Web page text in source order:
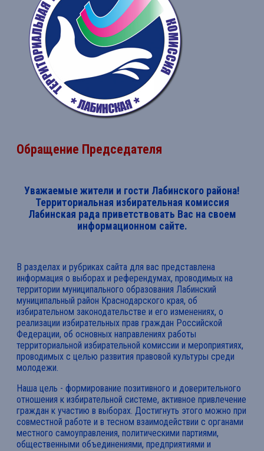
Обращение Председателя
Уважаемые жители и гости Лабинского района!
Территориальная избирательная комиссия
Лабинская рада приветствовать Вас на своем
информационном сайте.
В разделах и рубриках сайта для вас представлена
информация о выборах и референдумах, проводимых на
территории муниципального образования Лабинский
муниципальный район Краснодарского края, об
избирательном законодательстве и его изменениях, о
реализации избирательных прав граждан Российской
Федерации, об основных направлениях работы
территориальной избирательной комиссии и мероприятиях,
проводимых с целью развития правовой культуры среди
молодежи.
Наша цель - формирование позитивного и доверительного
отношения к избирательной системе, активное привлечение
граждан к участию в выборах. Достигнуть этого можно при
совместной работе и в тесном взаимодействии с органами
местного самоуправления, политическими партиями,
общественными объединениями, предприятиями и